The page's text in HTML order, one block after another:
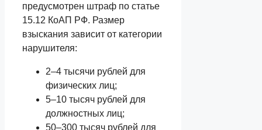
предусмотрен штраф по статье
15.12 КоАП РФ. Размер
взыскания зависит от категории
нарушителя:
2–4 тысячи рублей для
физических лиц;
5–10 тысяч рублей для
должностных лиц;
50–300 тысяч рублей для